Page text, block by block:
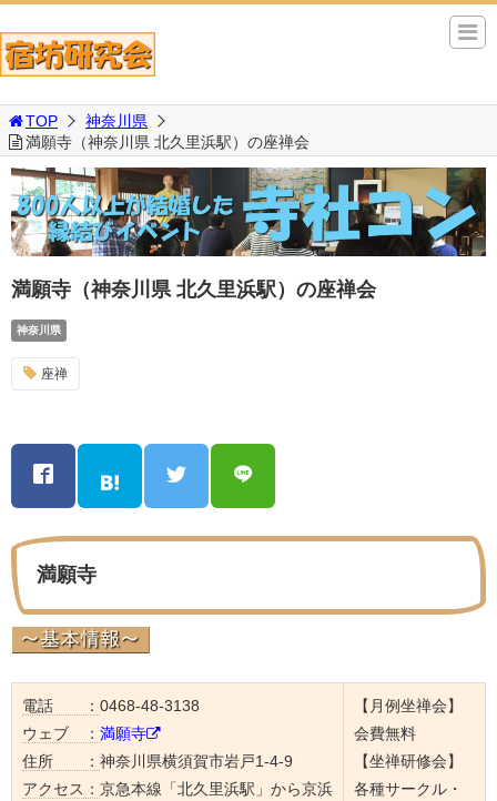
TOP
神奈川県
満願寺（神奈川県 北久里浜駅）の座禅会
満願寺（神奈川県 北久里浜駅）の座禅会
神奈川県
座禅
満願寺
電話 ： 0468-48-3138
ウェブ ： 満願寺
住所 ： 神奈川県横須賀市岩戸1-4-9
アクセス： 京急本線「北久里浜駅」から京浜
【月例坐禅会】
会費無料
【坐禅研修会】
各種サークル・